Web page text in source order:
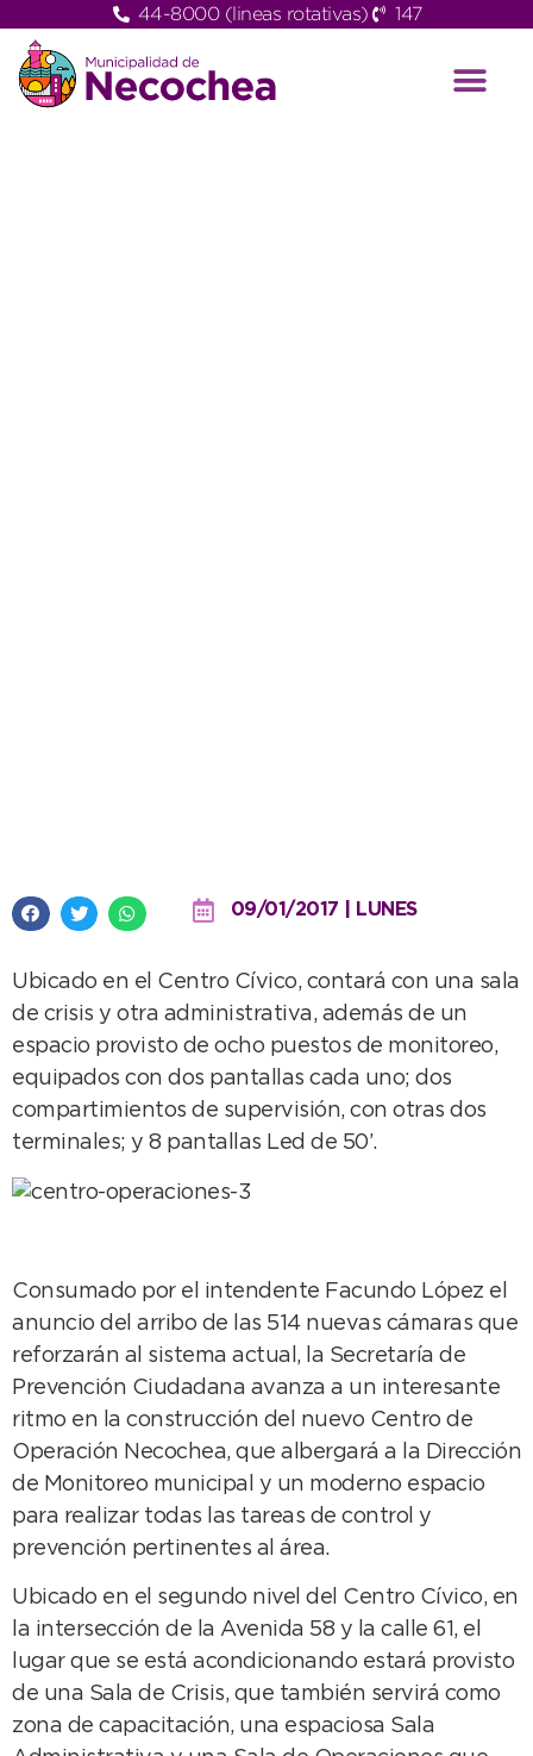
44-8000 (lineas rotativas) 147
09/01/2017 | LUNES
Ubicado en el Centro Cívico, contará con una sala
de crisis y otra administrativa, además de un
espacio provisto de ocho puestos de monitoreo,
equipados con dos pantallas cada uno; dos
compartimientos de supervisión, con otras dos
terminales; y 8 pantallas Led de 50’.
Consumado por el intendente Facundo López el
anuncio del arribo de las 514 nuevas cámaras que
reforzarán al sistema actual, la Secretaría de
Prevención Ciudadana avanza a un interesante
ritmo en la construcción del nuevo Centro de
Operación Necochea, que albergará a la Dirección
de Monitoreo municipal y un moderno espacio
para realizar todas las tareas de control y
prevención pertinentes al área.
Ubicado en el segundo nivel del Centro Cívico, en
la intersección de la Avenida 58 y la calle 61, el
lugar que se está acondicionando estará provisto
de una Sala de Crisis, que también servirá como
zona de capacitación, una espaciosa Sala